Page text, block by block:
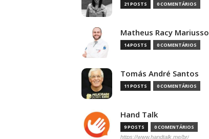
21 POSTS 0 COMENTÁRIOS
Matheus Racy Mariusso
14 POSTS 0 COMENTÁRIOS
Tomás André Santos
11 POSTS 0 COMENTÁRIOS
Hand Talk
9 POSTS 0 COMENTÁRIOS
https://www.handtalk.me/br/